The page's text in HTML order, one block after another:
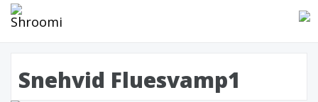
Snehvid Fluesvamp1